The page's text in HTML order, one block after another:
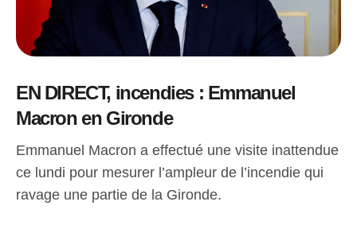
EN DIRECT, incendies : Emmanuel
Macron en Gironde
Emmanuel Macron a effectué une visite inattendue
ce lundi pour mesurer l’ampleur de l’incendie qui
ravage une partie de la Gironde.